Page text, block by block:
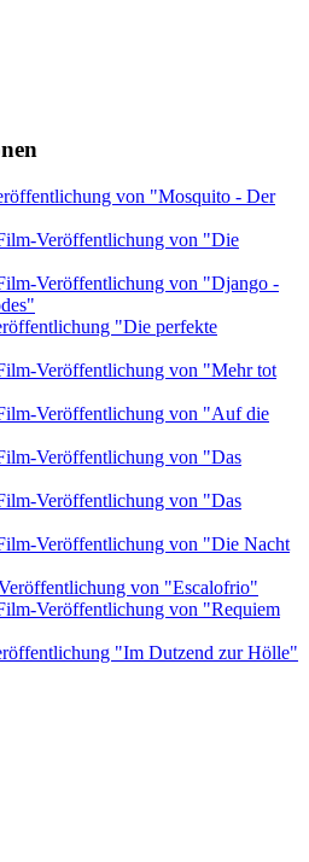
von "Mosquito - Der
Veröffentlichung von "Die
Veröffentlichung von "Django -
"Die perfekte
Veröffentlichung von "Mehr tot
Veröffentlichung von "Auf die
Veröffentlichung von "Das
Veröffentlichung von "Das
Veröffentlichung von "Die Nacht
von "Escalofrio"
Veröffentlichung von "Requiem
"Im Dutzend zur Hölle"